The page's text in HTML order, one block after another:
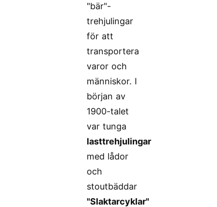
"bär"-
trehjulingar
för att
transportera
varor och
människor. I
början av
1900-talet
var tunga
lasttrehjulingar
med lådor
och
stoutbäddar
"Slaktarcyklar"